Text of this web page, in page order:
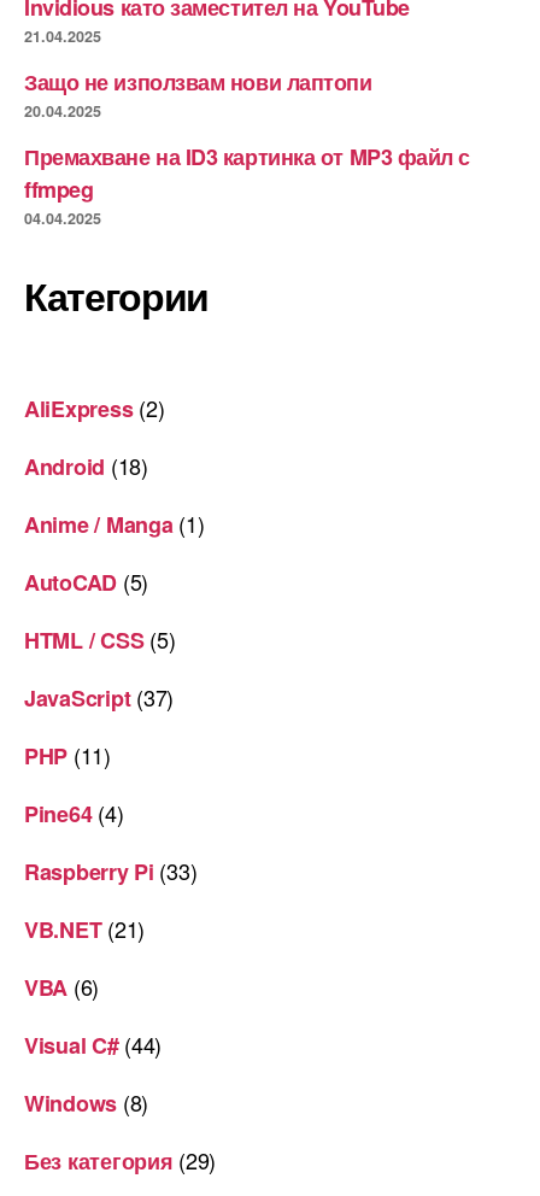
Invidious като заместител на YouTube
21.04.2025
Защо не използвам нови лаптопи
20.04.2025
Премахване на ID3 картинка от MP3 файл с
ffmpeg
04.04.2025
Категории
AliExpress(2)
Android (18)
Anime / Manga (1)
AutoCAD (5)
HTML / CSS(5)
JavaScript(37)
PHP (11)
Pine64(4)
Raspberry Pi (33)
VB.NET(21)
VBA (6)
Visual C#(44)
Windows (8)
Без категория (29)